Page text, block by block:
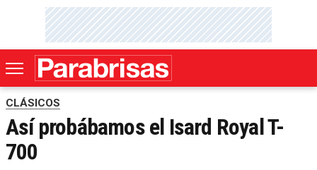
CLÁSICOS
Así probábamos el Isard Royal T-
700